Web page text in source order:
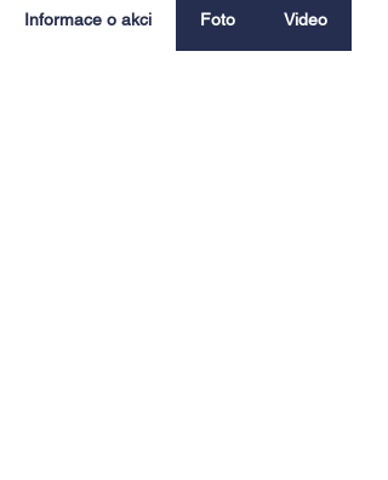
Informace o akci Foto Video